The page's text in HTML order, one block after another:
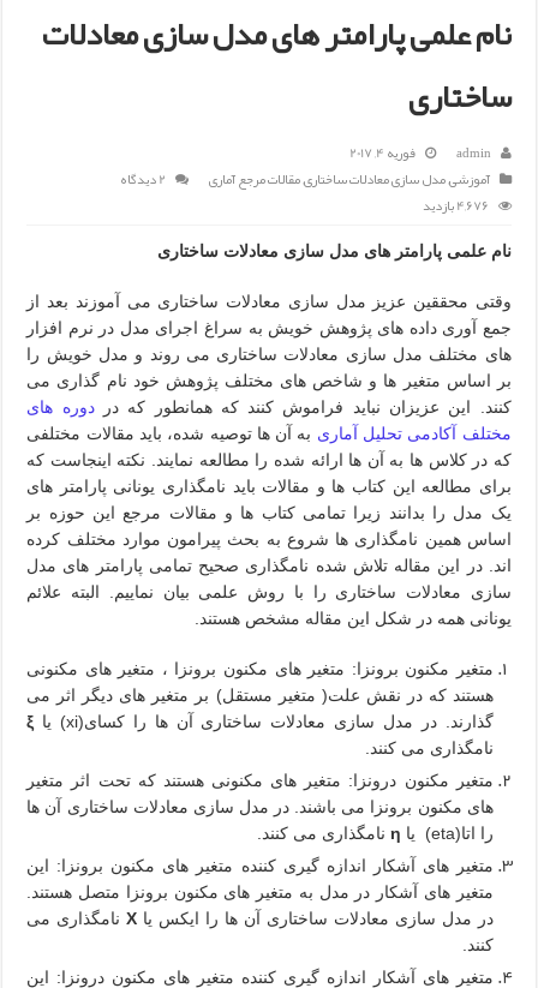
نام علمی پارامتر های مدل سازی معادلات
ساختاری
admin
فوریه 4, 2017
آموزشی,مدل سازی معادلات ساختاری,مقالات مرجع آماری
2 دیدگاه
4,676 بازدید
نام علمی پارامتر های مدل سازی معادلات ساختاری
وقتی محققین عزیز مدل سازی معادلات ساختاری می آموزند بعد از
جمع آوری داده های پژوهش خویش به سراغ اجرای مدل در نرم افزار
های مختلف مدل سازی معادلات ساختاری می روند و مدل خویش را
بر اساس متغیر ها و شاخص های مختلف پژوهش خود نام گذاری می
کنند. این عزیزان نباید فراموش کنند که همانطور که در
دوره های
مختلف آکادمی تحلیل آماری به آن ها توصیه شده، باید مقالات مختلفی
که در کلاس ها به آن ها ارائه شده را مطالعه نمایند. نکته اینجاست که
برای مطالعه این کتاب ها و مقالات باید نامگذاری یونانی پارامتر های
یک مدل را بدانند زیرا تمامی کتاب ها و مقالات مرجع این حوزه بر
اساس همین نامگذاری ها شروع به بحث پیرامون موارد مختلف کرده
اند. در این مقاله تلاش شده نامگذاری صحیح تمامی پارامتر های مدل
سازی معادلات ساختاری را با روش علمی بیان نماییم. البته علائم
یونانی همه در شکل این مقاله مشخص هستند.
متغیر مکنون برونزا: متغیر های مکنون برونزا ، متغیر های مکنونی
هستند که در نقش علت( متغیر مستقل) بر متغیر های دیگر اثر می
گذارند. در مدل سازی معادلات ساختاری آن ها را کسای(xi) یا ξ
نامگذاری می کنند.
متغیر مکنون درونزا: متغیر های مکنونی هستند که تحت اثر متغیر
های مکنون برونزا می باشند. در مدل سازی معادلات ساختاری آن ها
را اتا(eta) یا η نامگذاری می کنند.
متغیر های آشکار اندازه گیری کننده متغیر های مکنون برونزا: این
متغیر های آشکار در مدل به متغیر های مکنون برونزا متصل هستند.
در مدل سازی معادلات ساختاری آن ها را ایکس یا X نامگذاری می
کنند.
متغیر های آشکار اندازه گیری کننده متغیر های مکنون درونزا: این